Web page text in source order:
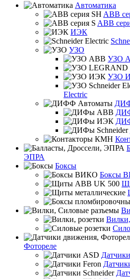
Автоматика
ABB
ABB
ИЭК
УЗО
УЗО
УЗО
Electric
ЭПРА
Боксы
Боксы
Вилки,
Фотореле